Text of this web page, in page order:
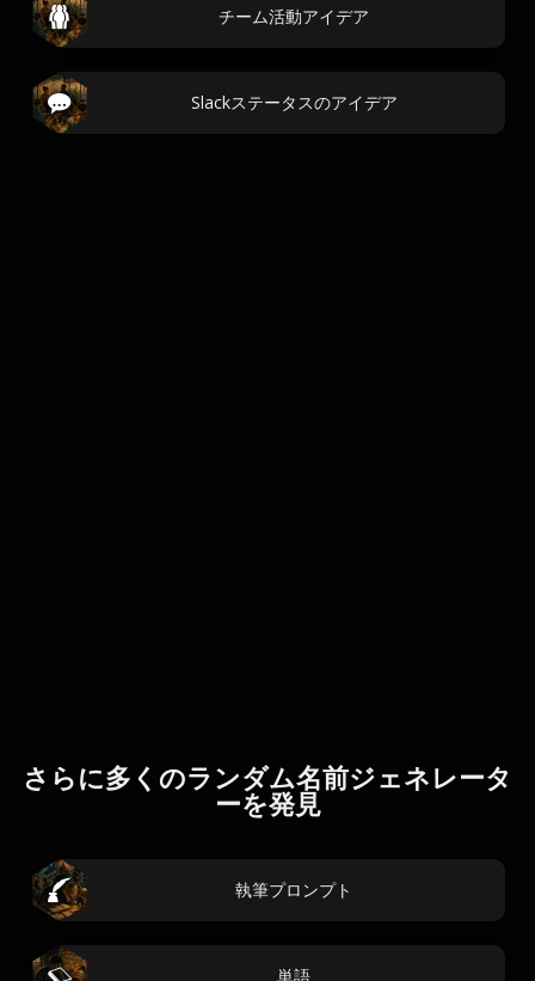
チーム活動アイデア
Slackステータスのアイデア
さらに多くのランダム名前ジェネレータ
ーを発見
執筆プロンプト
単語